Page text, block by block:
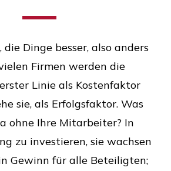
die Dinge besser, also anders
Firmen werden die
Linie als Kostenfaktor
sie, als Erfolgsfaktor. Was
ohne Ihre Mitarbeiter? In
zu investieren, sie wachsen
Gewinn für alle Beteiligten;